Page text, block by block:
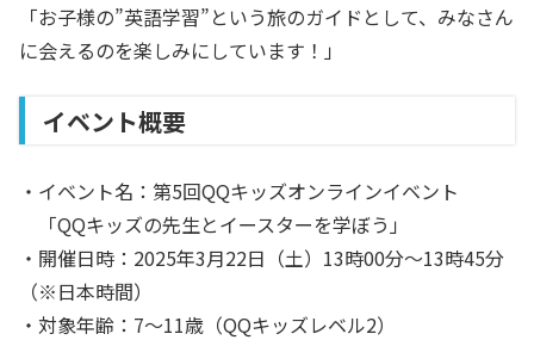
「お子様の”英語学習”という旅のガイドとして、みなさん
に会えるのを楽しみにしています！」
イベント概要
・イベント名：第5回QQキッズオンラインイベント
「QQキッズの先生とイースターを学ぼう」
・開催日時：2025年3月22日（土）13時00分〜13時45分
（※日本時間）
・対象年齢：7〜11歳（QQキッズレベル2）